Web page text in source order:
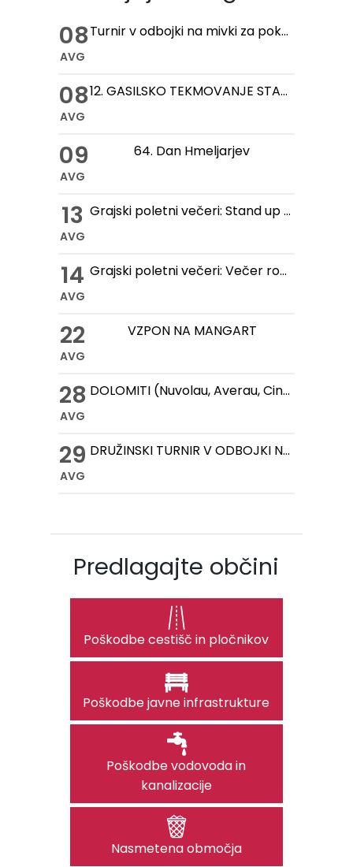
08
AVG
Turnir v odbojki na mivki za pokal hmeljske kobule
08
AVG
12. GASILSKO TEKMOVANJE STARIH ROČNIH IN MOTORNIH BRIZGALN
09
AVG
64. Dan Hmeljarjev
13
AVG
Grajski poletni večeri: Stand up večer na Gradu Žovnek
14
AVG
Grajski poletni večeri: Večer romantike na Gradu Žovnek
22
AVG
VZPON NA MANGART
28
AVG
DOLOMITI (Nuvolau, Averau, Cinque Torri, Lago Federa)
29
AVG
DRUŽINSKI TURNIR V ODBOJKI NA MIVKI
Predlagajte občini
Poškodbe cestišč in pločnikov
Poškodbe javne infrastrukture
Poškodbe vodovoda in
kanalizacije
Nasmetena območja